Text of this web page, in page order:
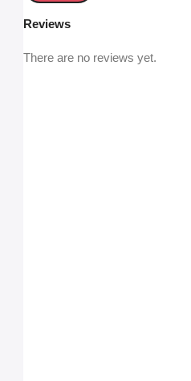
Reviews
There are no reviews yet.